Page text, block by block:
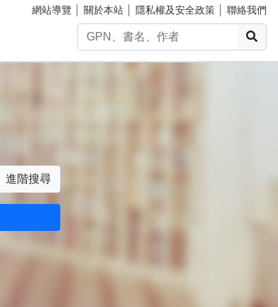
網站導覽 關於本站 隱私權及安全政策 聯絡我們
進階搜尋